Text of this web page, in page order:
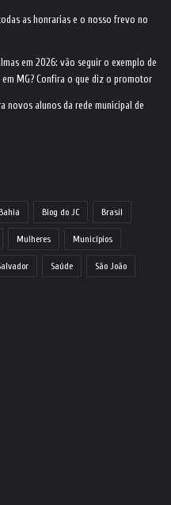
as honrarias e o nosso frevo no
em 2026: vão seguir o exemplo de
MG? Confira o que diz o promotor
novos alunos da rede municipal de
Blog do JC Brasil
Mulheres Municípios
Saúde São João